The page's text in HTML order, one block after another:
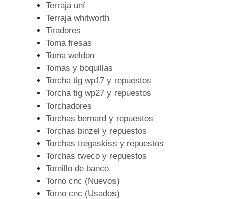
Terraja unf
Terraja whitworth
Tiradores
Toma fresas
Toma weldon
Tomas y boquillas
Torcha tig wp17 y repuestos
Torcha tig wp27 y repuestos
Torchadores
Torchas bernard y repuestos
Torchas binzel y repuestos
Torchas tregaskiss y repuestos
Torchas tweco y repuestos
Tornillo de banco
Torno cnc (Nuevos)
Torno cnc (Usados)